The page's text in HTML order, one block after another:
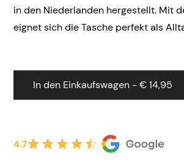
in den Niederlanden hergestellt. Mit
eignet sich die Tasche perfekt als
In den Einkaufswagen - € 14,95
4.7